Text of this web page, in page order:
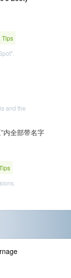
Tips
and the
内全部带名字